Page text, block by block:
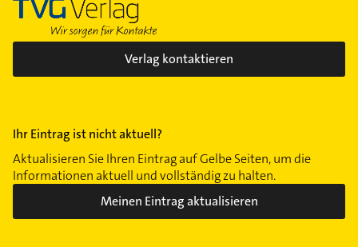
Nied
Nieder-Eschbach
Niederursel
Oberrad
Ostend
Praunheim
Preungesheim
Verlag kontaktieren
Ihr Eintrag ist nicht aktuell?
Aktualisieren Sie Ihren Eintrag auf Gelbe Seiten, um die
Informationen aktuell und vollständig zu halten.
Meinen Eintrag aktualisieren